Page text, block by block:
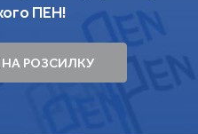
ПЕН!
РОЗСИЛКУ